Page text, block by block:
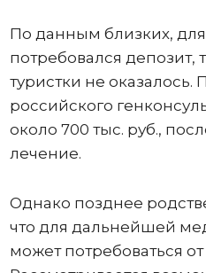
По данным близких,
потребовался депозит,
туристки не оказалось.
российского
около 700 тыс. руб.,
лечение.
Однако позднее
что для дальнейшей
может потребоваться